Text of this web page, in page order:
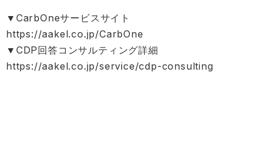
▼CarbOneサービスサイト
https://aakel.co.jp/CarbOne
▼CDP回答コンサルティング詳細
https://aakel.co.jp/service/cdp-consulting